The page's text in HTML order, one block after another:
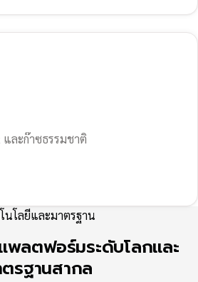
ละก๊าซธรรมชาติ
นโลยีและมาตรฐาน
พลตฟอร์มระดับโลกและ
รฐานสากล